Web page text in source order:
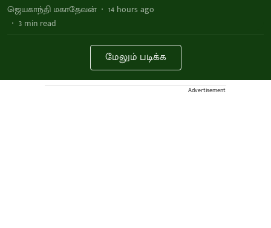
ஜெயகாந்தி மகாதேவன்
14 hours ago
3 min read
மேலும் படிக்க
Advertisement